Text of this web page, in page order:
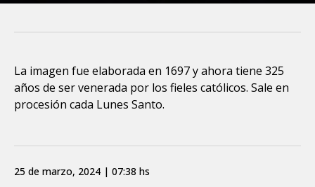
La imagen fue elaborada en 1697 y ahora tiene 325
años de ser venerada por los fieles católicos. Sale en
procesión cada Lunes Santo.
25 de marzo, 2024 | 07:38 hs